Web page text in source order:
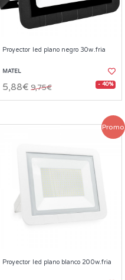
Proyector led plano negro 30w.fria
MATEL
5,88€ 9,75€ - 40%
Promo
Proyector led plano blanco 200w.fria